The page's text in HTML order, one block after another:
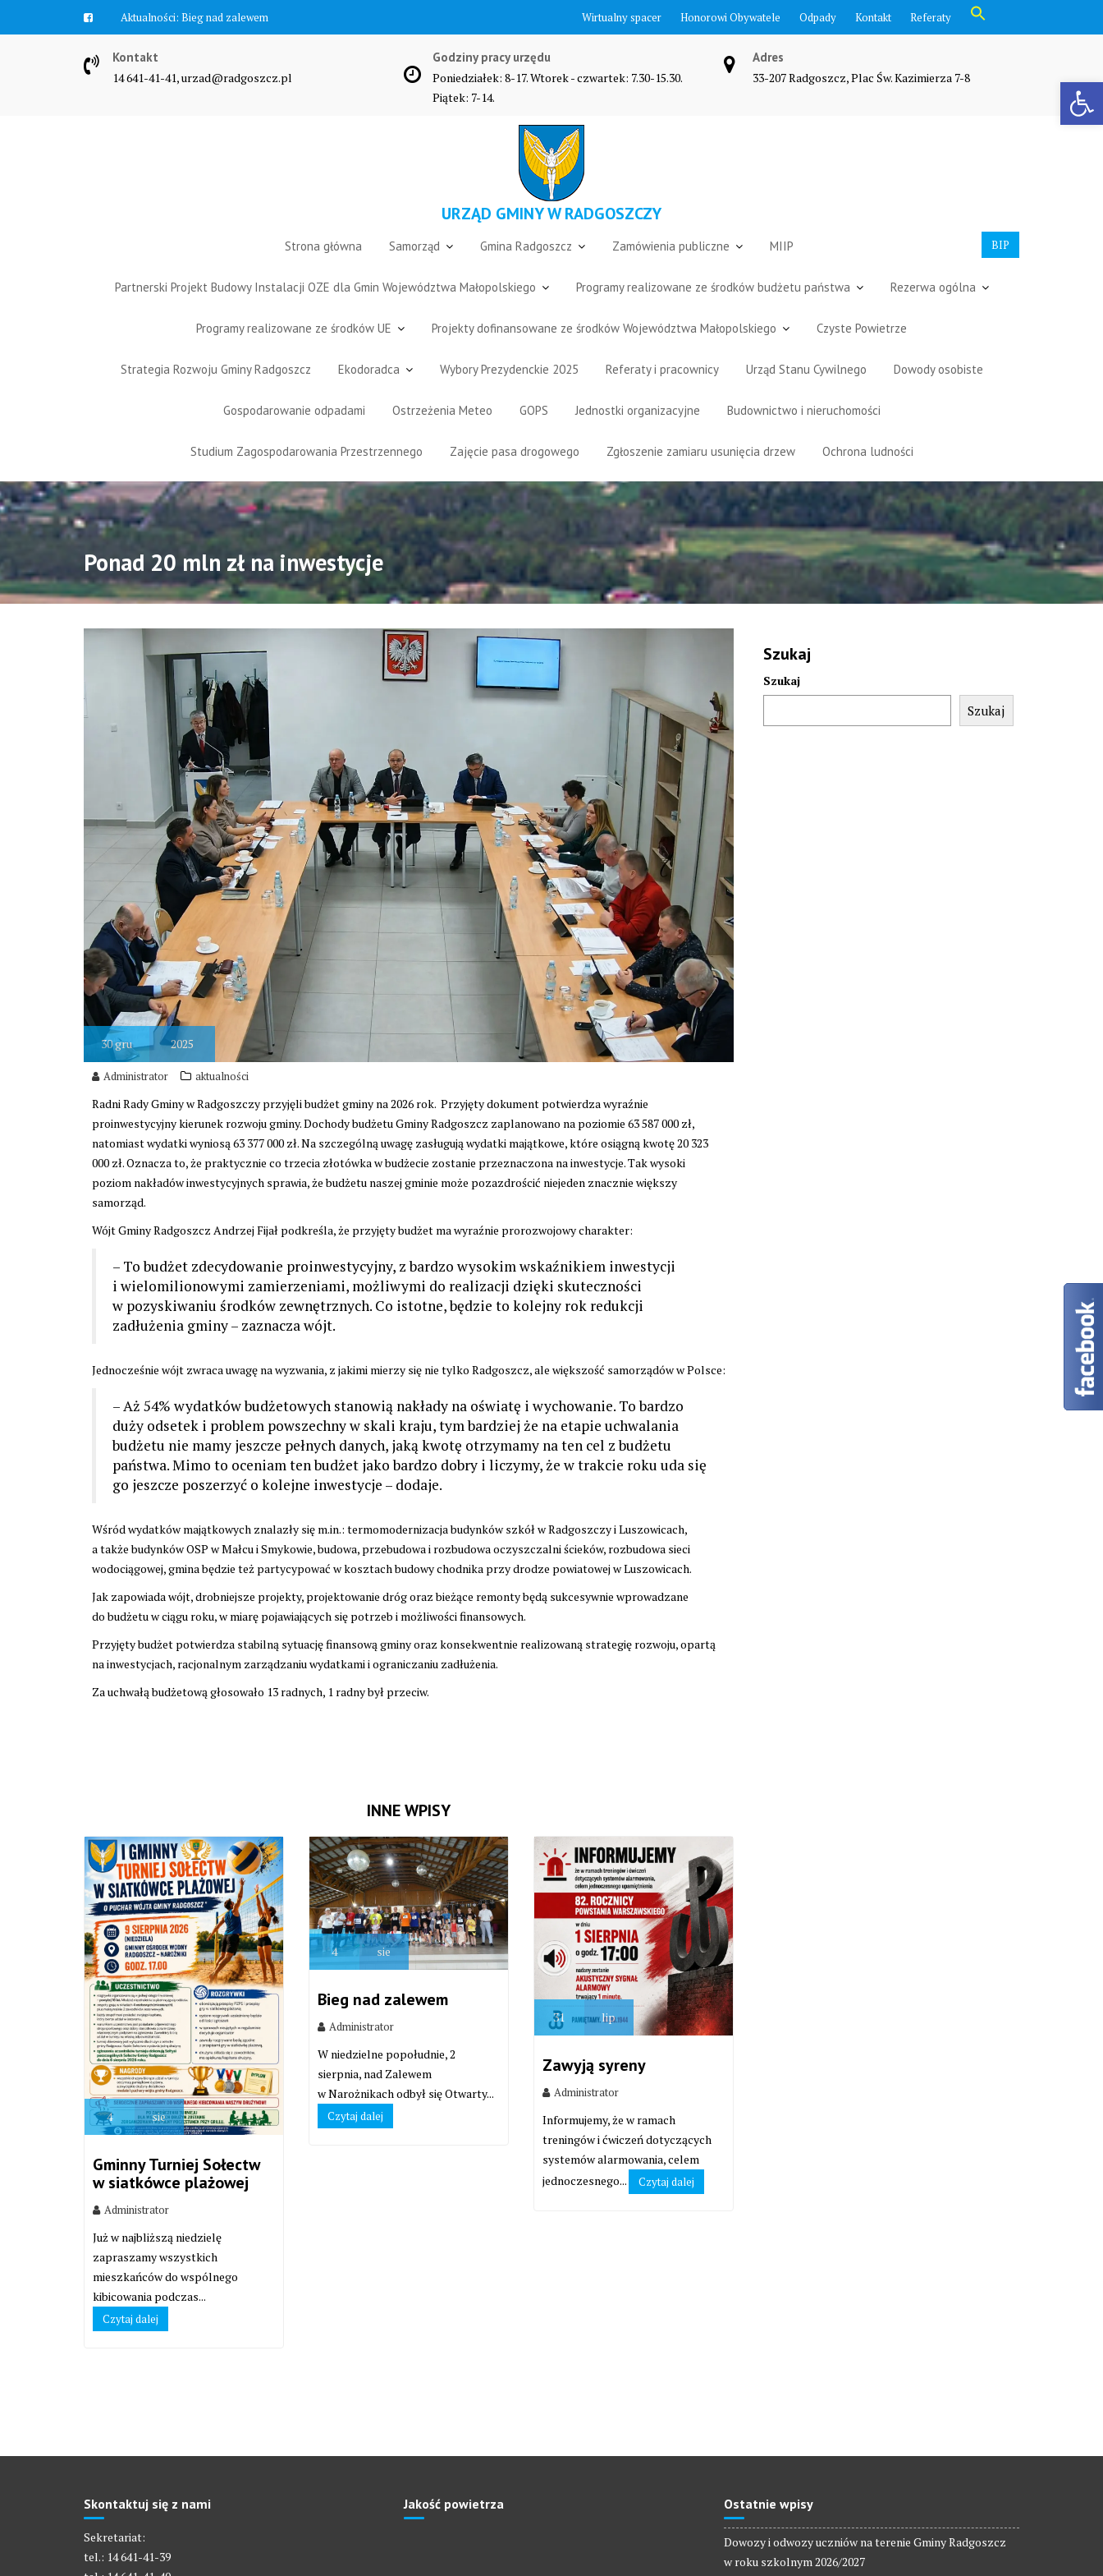
Otwórz pasek narzędzi
Aktualności: Bieg nad zalewem Wirtualny spacer Honorowi Obywatele Odpady Kontakt Referaty
Search Button
Kontakt
14 641-41-41, urzad@radgoszcz.pl
Godziny pracy urzędu
Poniedziałek: 8-17. Wtorek - czwartek: 7.30-15.30.
Piątek: 7-14.
Adres
33-207 Radgoszcz, Plac Św. Kazimierza 7-8
URZĄD GMINY W RADGOSZCZY
BIP
Strona główna Samorząd Gmina Radgoszcz Zamówienia publiczne MIIP
Partnerski Projekt Budowy Instalacji OZE dla Gmin Województwa Małopolskiego Programy realizowane ze środków budżetu państwa Rezerwa ogólna
Programy realizowane ze środków UE Projekty dofinansowane ze środków Województwa Małopolskiego Czyste Powietrze
Strategia Rozwoju Gminy Radgoszcz Ekodoradca Wybory Prezydenckie 2025 Referaty i pracownicy Urząd Stanu Cywilnego Dowody osobiste
Gospodarowanie odpadami Ostrzeżenia Meteo GOPS Jednostki organizacyjne Budownictwo i nieruchomości
Studium Zagospodarowania Przestrzennego Zajęcie pasa drogowego Zgłoszenie zamiaru usunięcia drzew Ochrona ludności
Ponad 20 mln zł na inwestycje
30gru 2025
Administrator aktualności
Radni Rady Gminy w Radgoszczy przyjęli budżet gminy na 2026 rok. Przyjęty dokument potwierdza wyraźnie
proinwestycyjny kierunek rozwoju gminy. Dochody budżetu Gminy Radgoszcz zaplanowano na poziomie 63 587 000 zł,
natomiast wydatki wyniosą 63 377 000 zł. Na szczególną uwagę zasługują wydatki majątkowe, które osiągną kwotę 20 323
000 zł. Oznacza to, że praktycznie co trzecia złotówka w budżecie zostanie przeznaczona na inwestycje. Tak wysoki
poziom nakładów inwestycyjnych sprawia, że budżetu naszej gminie może pozazdrościć niejeden znacznie większy
samorząd.
Wójt Gminy Radgoszcz Andrzej Fijał podkreśla, że przyjęty budżet ma wyraźnie prorozwojowy charakter:
– To budżet zdecydowanie proinwestycyjny, z bardzo wysokim wskaźnikiem inwestycji
i wielomilionowymi zamierzeniami, możliwymi do realizacji dzięki skuteczności
w pozyskiwaniu środków zewnętrznych. Co istotne, będzie to kolejny rok redukcji
zadłużenia gminy – zaznacza wójt.
Jednocześnie wójt zwraca uwagę na wyzwania, z jakimi mierzy się nie tylko Radgoszcz, ale większość samorządów w Polsce:
– Aż 54% wydatków budżetowych stanowią nakłady na oświatę i wychowanie. To bardzo
duży odsetek i problem powszechny w skali kraju, tym bardziej że na etapie uchwalania
budżetu nie mamy jeszcze pełnych danych, jaką kwotę otrzymamy na ten cel z budżetu
państwa. Mimo to oceniam ten budżet jako bardzo dobry i liczymy, że w trakcie roku uda się
go jeszcze poszerzyć o kolejne inwestycje – dodaje.
Wśród wydatków majątkowych znalazły się m.in.: termomodernizacja budynków szkół w Radgoszczy i Luszowicach,
a także budynków OSP w Małcu i Smykowie, budowa, przebudowa i rozbudowa oczyszczalni ścieków, rozbudowa sieci
wodociągowej, gmina będzie też partycypować w kosztach budowy chodnika przy drodze powiatowej w Luszowicach.
Jak zapowiada wójt, drobniejsze projekty, projektowanie dróg oraz bieżące remonty będą sukcesywnie wprowadzane
do budżetu w ciągu roku, w miarę pojawiających się potrzeb i możliwości finansowych.
Przyjęty budżet potwierdza stabilną sytuację finansową gminy oraz konsekwentnie realizowaną strategię rozwoju, opartą
na inwestycjach, racjonalnym zarządzaniu wydatkami i ograniczaniu zadłużenia.
Za uchwałą budżetową głosowało 13 radnych, 1 radny był przeciw.
INNE WPISY
4 sie
Gminny Turniej Sołectw
w siatkówce plażowej
Administrator
Już w najbliższą niedzielę
zapraszamy wszystkich
mieszkańców do wspólnego
kibicowania podczas...
Czytaj dalej
4 sie
Bieg nad zalewem
Administrator
W niedzielne popołudnie, 2
sierpnia, nad Zalewem
w Narożnikach odbył się Otwarty...
Czytaj dalej
31 lip
Zawyją syreny
Administrator
Informujemy, że w ramach
treningów i ćwiczeń dotyczących
systemów alarmowania, celem
jednoczesnego...
Czytaj dalej
Szukaj
Szukaj
Szukaj
Skontaktuj się z nami
Sekretariat:
tel.: 14 641-41-39
Jakość powietrza Ostatnie wpisy
Dowozy i odwozy uczniów na terenie Gminy Radgoszcz
w roku szkolnym 2026/2027